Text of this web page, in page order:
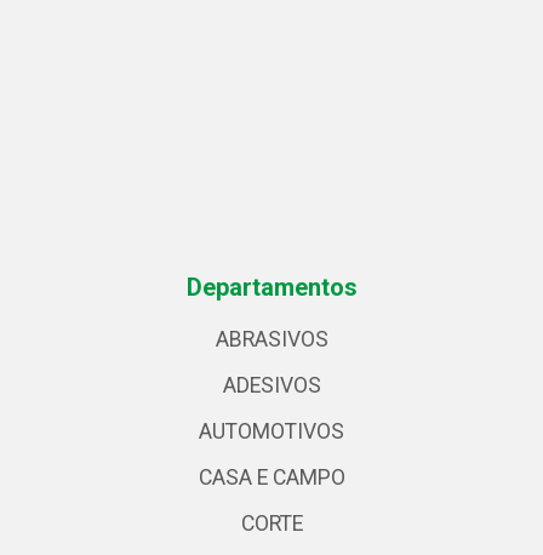
Departamentos
ABRASIVOS
ADESIVOS
AUTOMOTIVOS
CASA E CAMPO
CORTE